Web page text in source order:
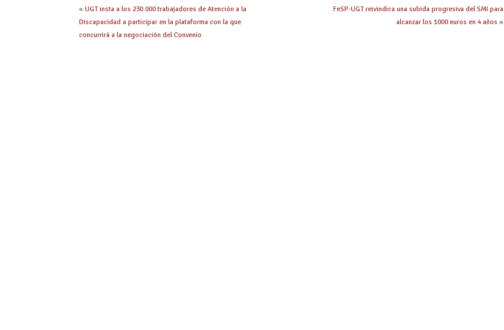
«UGT insta a los 230.000 trabajadores de Atención a la
Discapacidad a participar en la plataforma con la que
concurrirá a la negociación del Convenio
FeSP-UGT reivindica una subida progresiva del SMI para
alcanzar los 1000 euros en 4 años »